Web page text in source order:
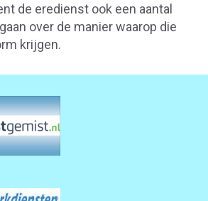
de eredienst ook een aantal
over de manier waarop die
krijgen.